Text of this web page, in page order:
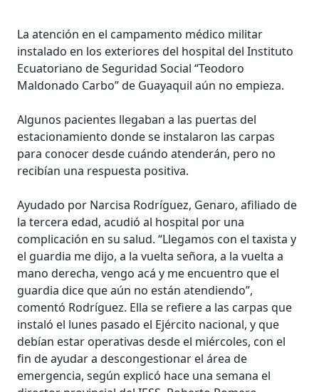
La atención en el campamento médico militar
instalado en los exteriores del hospital del Instituto
Ecuatoriano de Seguridad Social “Teodoro
Maldonado Carbo” de Guayaquil aún no empieza.
Algunos pacientes llegaban a las puertas del
estacionamiento donde se instalaron las carpas
para conocer desde cuándo atenderán, pero no
recibían una respuesta positiva.
Ayudado por Narcisa Rodríguez, Genaro, afiliado de
la tercera edad, acudió al hospital por una
complicación en su salud. “Llegamos con el taxista y
el guardia me dijo, a la vuelta señora, a la vuelta a
mano derecha, vengo acá y me encuentro que el
guardia dice que aún no están atendiendo”,
comentó Rodríguez. Ella se refiere a las carpas que
instaló el lunes pasado el Ejército nacional, y que
debían estar operativas desde el miércoles, con el
fin de ayudar a descongestionar el área de
emergencia, según explicó hace una semana el